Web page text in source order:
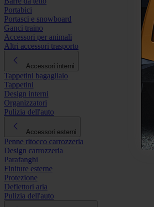
Portabici
Portasci e snowboard
Ganci traino
Accessori per animali
Altri accessori trasporto
Accessori interni
Tappetini bagagliaio
Tappetini
Design interni
Organizzatori
Pulizia dell'auto
Accessori esterni
Penne ritocco carrozzeria
Design carrozzeria
Parafanghi
Finiture esterne
Protezione
Deflettori aria
Pulizia dell'auto